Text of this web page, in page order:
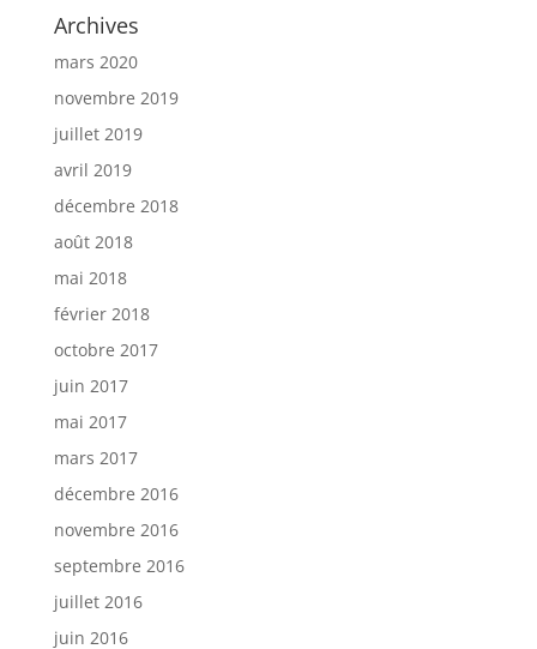
Archives
mars 2020
novembre 2019
juillet 2019
avril 2019
décembre 2018
août 2018
mai 2018
février 2018
octobre 2017
juin 2017
mai 2017
mars 2017
décembre 2016
novembre 2016
septembre 2016
juillet 2016
juin 2016